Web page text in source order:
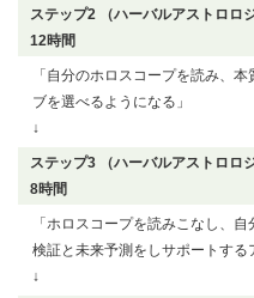
ステップ2 （ハーバルアストロロ
12時間
「自分のホロスコープを読み、
ブを選べるようになる」
↓
ステップ3 （ハーバルアストロロ
8時間
「ホロスコープを読みこなし、
検証と未来予測をしサポートする
↓